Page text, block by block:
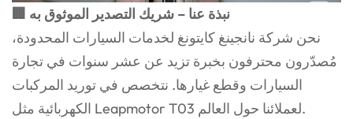
🏢 نبذة عنا – شريك التصدير الموثوق به
نحن شركة نانجينغ كايتونغ لخدمات السيارات المحدودة،
مُصدّرون محترفون بخبرة تزيد عن عشر سنوات في تجارة
السيارات وقطع غيارها. نتخصص في توريد المركبات
الكهربائية مثل Leapmotor T03 لعملائنا حول العالم.